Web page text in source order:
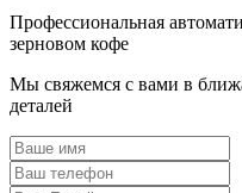
Профессиональная
зерновом кофе
Мы свяжемся с вами в
деталей